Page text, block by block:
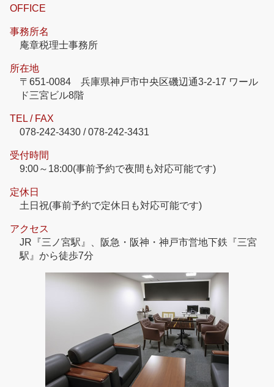
OFFICE
事務所名
庵章税理士事務所
所在地
〒651-0084 兵庫県神戸市中央区磯辺通3-2-17 ワール
ド三宮ビル8階
TEL / FAX
078-242-3430 / 078-242-3431
受付時間
9:00～18:00(事前予約で夜間も対応可能です)
定休日
土日祝(事前予約で定休日も対応可能です)
アクセス
JR『三ノ宮駅』、阪急・阪神・神戸市営地下鉄『三宮
駅』から徒歩7分